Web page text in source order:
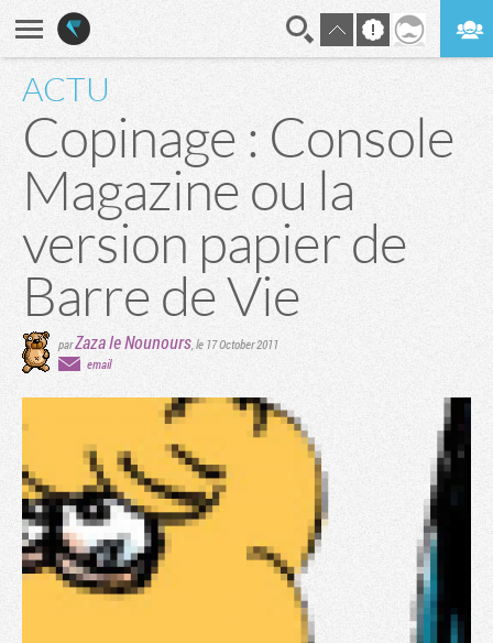
ACTU
Copinage : Console
Magazine ou la
version papier de
Barre de Vie
parZaza le Nounours,le 17 October 2011
email